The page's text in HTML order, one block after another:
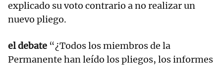
explicado su voto contrario a no realizar un
nuevo pliego.
el debate “¿Todos los miembros de la
Permanente han leído los pliegos, los informes